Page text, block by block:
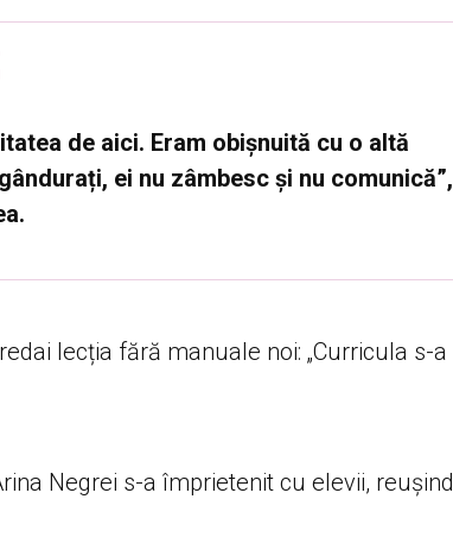
de aici. Eram obișnuită cu o altă
ei nu zâmbesc și nu comunică”,
lecția fără manuale noi: „Curricula s-a
Negrei s-a împrietenit cu elevii, reușind